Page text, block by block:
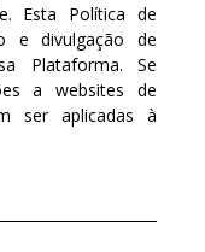
Esta Política de
e divulgação de
Plataforma. Se
a websites de
ser aplicadas à